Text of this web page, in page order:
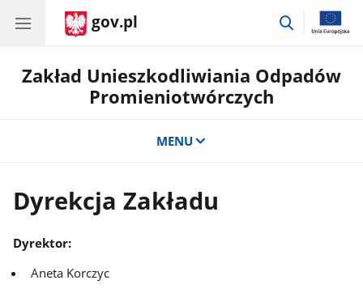
gov.pl
przejdź
Zakład Unieszkodliwiania Odpadów
Promieniotwórczych
MENU
Dyrekcja Zakładu
Dyrektor:
Aneta Korczyc